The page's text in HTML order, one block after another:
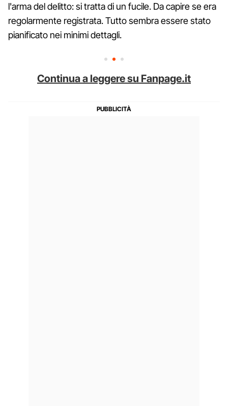
l'arma del delitto: si tratta di un fucile. Da capire se era
regolarmente registrata. Tutto sembra essere stato
pianificato nei minimi dettagli.
Continua a leggere su Fanpage.it